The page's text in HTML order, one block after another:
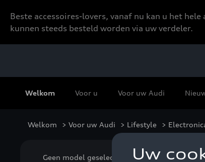
Beste accessoires-lovers, vanaf nu kan u het
kunnen steeds besteld worden via uw verdeler.
Welkom Voor u Voor uw Audi
Welkom > Voor uw Audi > Lifestyle >
Geen model geselecteerd (Alles